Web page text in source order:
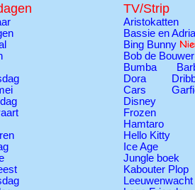
TV/Strip
Aristokatten
Bassie en
Bing Bunny
Bob de Bouwer
Bumba
Dora
Cars
Disney
Frozen
Hamtaro
Hello Kitty
Ice Age
Jungle boek
Kabouter Plop
Leeuwenwacht